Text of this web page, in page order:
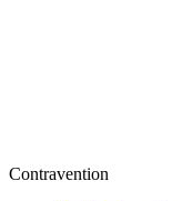
Contravention